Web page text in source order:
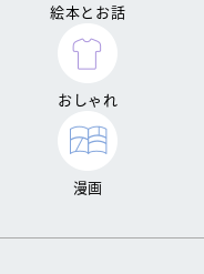
絵本とお話
おしゃれ
漫画